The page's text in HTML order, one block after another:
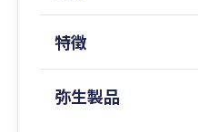
あと、これら以外にも
ついても、当事務所で
れば、お受けしておりま
特徴
弥生製品